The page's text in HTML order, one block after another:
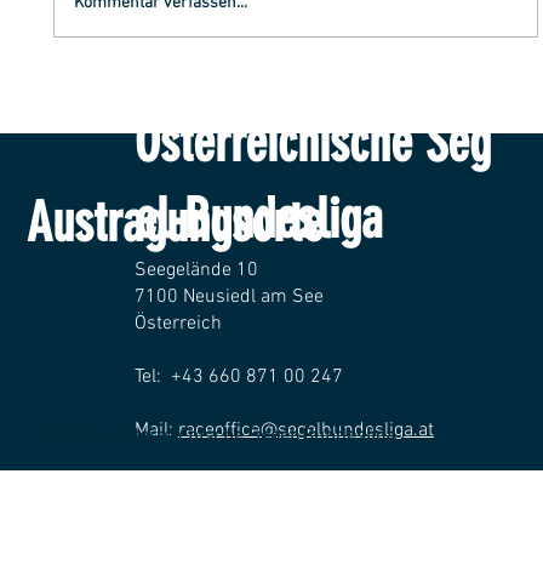
Österreichische Seg
el-Bundesliga
Seegelände 10
7100 Neusiedl am See
Österreich
Tel: +43 660 871 00 247
Mail: raceoffice@segelbundesliga.at
© 2026 Österreichische Segel-Bundesliga
Austragungsorte